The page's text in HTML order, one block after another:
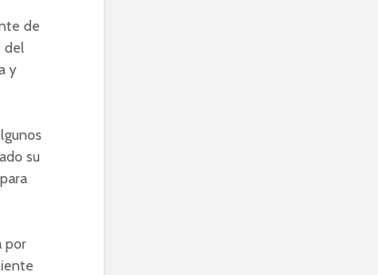
de
del
y
su
por